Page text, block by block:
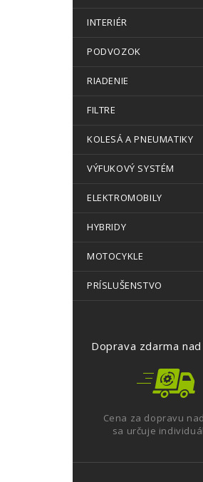
INTERIÉR
PODVOZOK
RIADENIE
FILTRE
KOLESÁ A PNEUMATIKY
VÝFUKOVÝ SYSTÉM
ELEKTROMOBILY
HYBRIDY
MOTOCYKLE
PRÍSLUŠENSTVO
Doprava zdarma
Cena za dopravu
sa určuje